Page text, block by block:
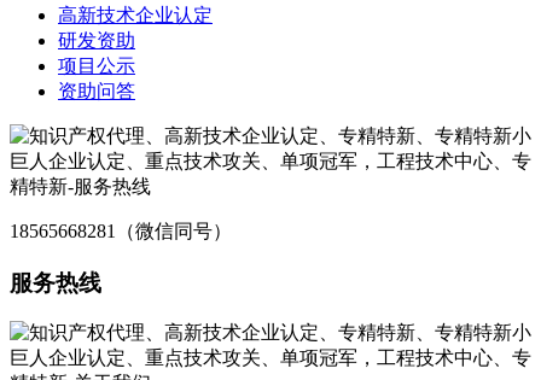
高新技术企业认定
研发资助
项目公示
资助问答
18565668281（微信同号）
服务热线